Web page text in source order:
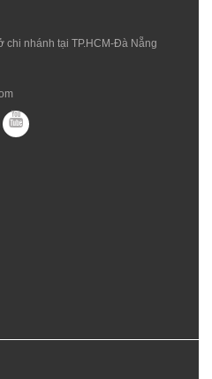
chi nhánh tại TP.HCM-Đà Nẵng